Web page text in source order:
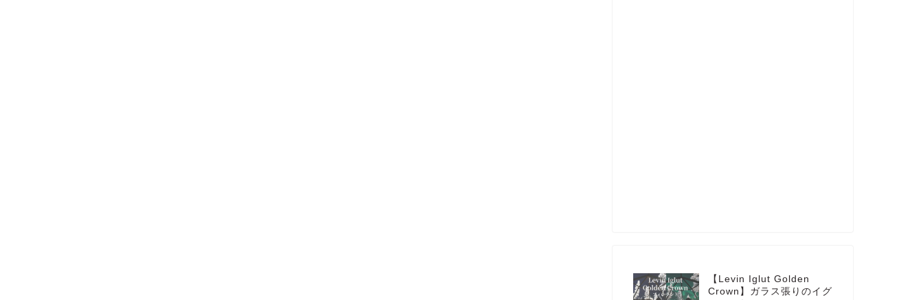
【Levin Iglut Golden
Crown】ガラス張りのイグ